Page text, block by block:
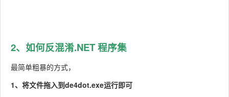
2、如何反混淆.NET 程序集
最简单粗暴的方式，
1、将文件拖入到de4dot.exe运行即可